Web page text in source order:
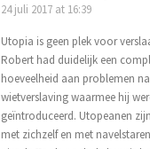
24 juli 2017 at 16:39
Utopia is geen plek voor
Robert had duidelijk een
hoeveelheid aan problemen
wietverslaving waarmee hij
geïntroduceerd. Utopeanen
met zichzelf en met